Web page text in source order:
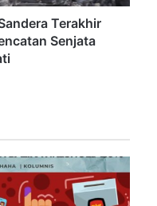
Terakhir
Senjata